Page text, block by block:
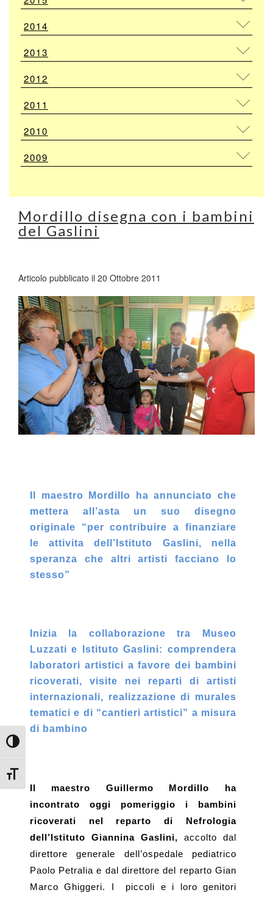
Attiva/disattiva alto contrasto
Attiva/disattiva dimensione testo
2014
2013
2012
2011
2010
2009
Mordillo disegna con i bambini
del Gaslini
Articolo pubblicato il 20 Ottobre 2011
Il maestro Mordillo ha annunciato che
mettera all’asta un suo disegno
originale “per contribuire a finanziare
le attivita dell’Istituto Gaslini, nella
speranza che altri artisti facciano lo
stesso”
Inizia la collaborazione tra Museo
Luzzati e Istituto Gaslini: comprendera
laboratori artistici a favore dei bambini
ricoverati, visite nei reparti di artisti
internazionali, realizzazione di murales
tematici e di “cantieri artistici” a misura
di bambino
Il maestro Guillermo Mordillo ha
incontrato oggi pomeriggio i bambini
ricoverati nel reparto di Nefrologia
dell’Istituto Giannina Gaslini, accolto dal
direttore generale dell’ospedale pediatrico
Paolo Petralia e dal direttore del reparto Gian
Marco Ghiggeri. I
piccoli e i loro genitori